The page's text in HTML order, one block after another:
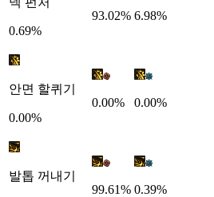
0.69%
93.02% 6.98%
안면 할퀴기
0.00%
0.00% 0.00%
발톱 꺼내기
99.61% 0.39%